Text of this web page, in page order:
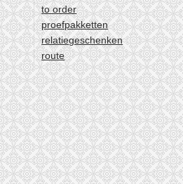
to order
proefpakketten
relatiegeschenken
route